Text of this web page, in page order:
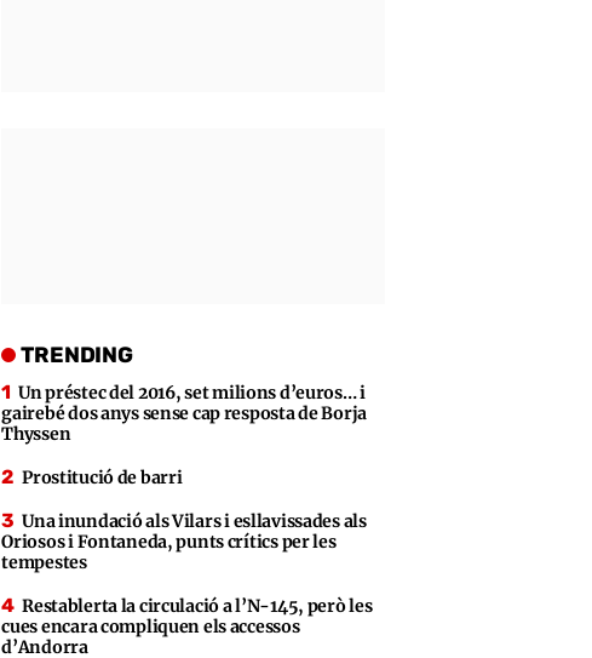
TRENDING
Un préstec del 2016, set milions d’euros… i
gairebé dos anys sense cap resposta de Borja
Thyssen
Prostitució de barri
Una inundació als Vilars i esllavissades als
Oriosos i Fontaneda, punts crítics per les
tempestes
Restablerta la circulació a l’N-145, però les
cues encara compliquen els accessos
d’Andorra